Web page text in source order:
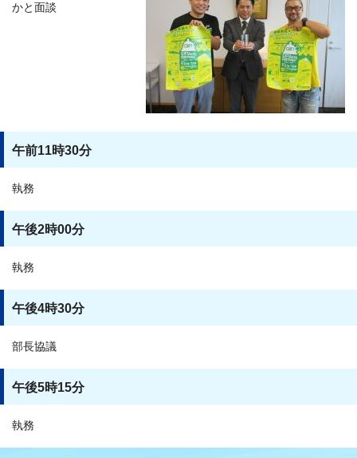
かと面談
午前11時30分
執務
午後2時00分
執務
午後4時30分
部長協議
午後5時15分
執務